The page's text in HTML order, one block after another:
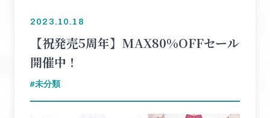
2023.10.18
未分類
【祝発売5周年】MAX80%OFFセール
開催中！